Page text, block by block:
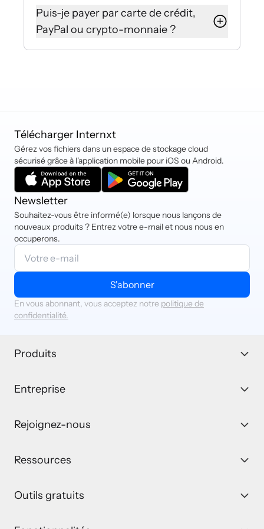
Internxt Send crée un lien sécurisé
ou un e-mail que tout le monde peut
Avec Internxt Send, votre lien est
valide puis expire automatiquement
pour votre sécurité.
cherchez ? Vous pouvez contacter
notre équipe de Customer Success
via le chat en direct ou en envoyant
un e-mail à hello@internxt.com
Puis-je payer par carte de crédit,
PayPal ou crypto-monnaie ?
Sofort et crypto-monnaie.
Télécharger Internxt
Gérez vos fichiers dans un espace de stockage cloud
sécurisé grâce à l'application mobile pour iOS ou Android.
Newsletter
Souhaitez-vous être informé(e) lorsque nous lançons de
nouveaux produits ? Entrez votre e-mail et nous nous en
occuperons.
S'abonner
En vous abonnant, vous acceptez notre politique de
confidentialité.
Produits
Entreprise
Rejoignez-nous
Ressources
Outils gratuits